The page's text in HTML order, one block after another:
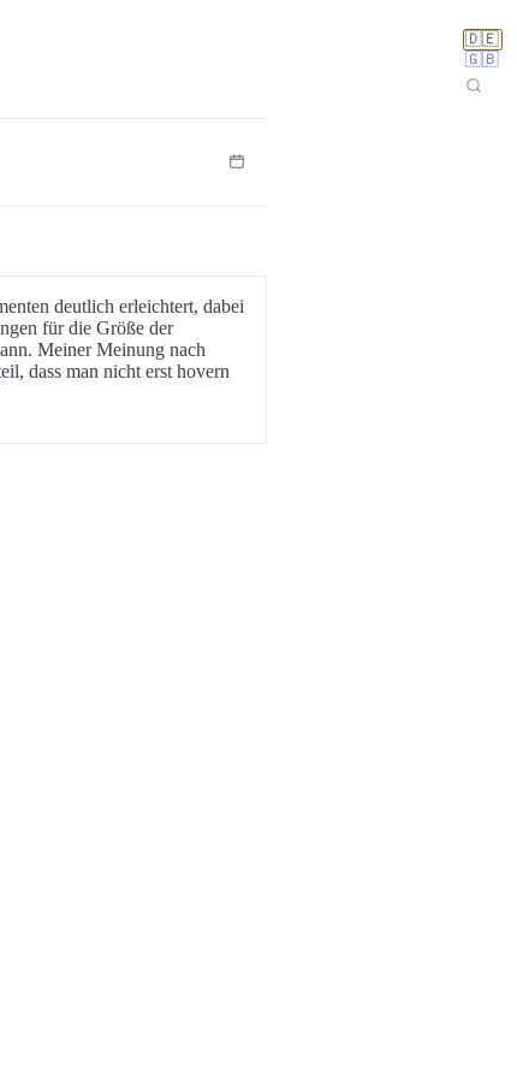
🇩🇪
🇬🇧
deutlich erleichtert, dabei
für die Größe der
Meiner Meinung nach
dass man nicht erst hovern